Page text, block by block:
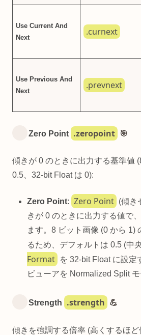
Use Current And
Next
.curnext
Use Previous And
Next
.prevnext
Zero Point .zeropoint 🎯
傾きが 0 のときに出力する基準値
0.5、32-bit Float は 0):
Zero Point: Zero Point (傾き
きが 0 のときに出力する値で
ます。8 ビット画像 (0 から 1)
るため、デフォルトは 0.5 (中
Format
を 32-bit Float に設定
ビューアを Normalized Split モ
Strength .strength 💪
傾きを強調する倍率 (高くするほ